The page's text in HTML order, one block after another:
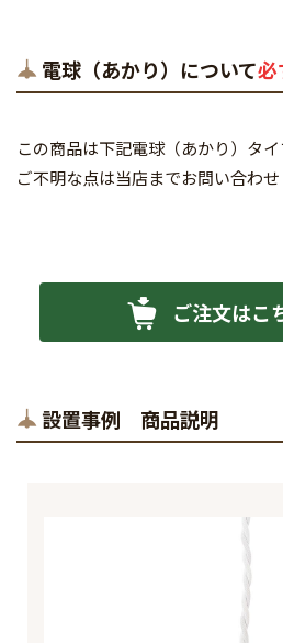
電球（あかり）について必
この商品は下記電球（あかり）タイ
ご不明な点は当店までお問い合わせ
ご注文はこ
設置事例 商品説明